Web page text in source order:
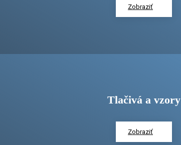
Zobraziť
Tlačivá a vzory
Zobraziť